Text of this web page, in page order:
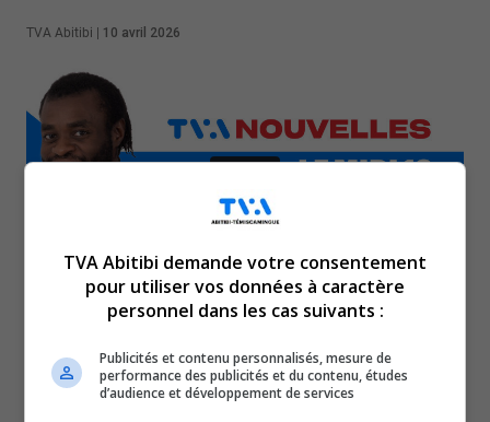
TVA Abitibi 10 avril 2026
En manchettes en ce vendredi 10 avril 2026 :
L’itinérance explose dans la région.
TVA Abitibi demande votre consentement
pour utiliser vos données à caractère
personnel dans les cas suivants :
Publicités et contenu personnalisés, mesure de
performance des publicités et du contenu, études
d’audience et développement de services